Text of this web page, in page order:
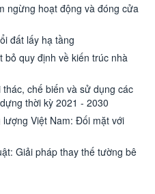
ngừng hoạt động và đóng cửa
đất lấy hạ tầng
bỏ quy định về kiến trúc nhà
chế biến và sử dụng các
thời kỳ 2021 - 2030
Việt Nam: Đối mặt với
Giải pháp thay thế tường bê